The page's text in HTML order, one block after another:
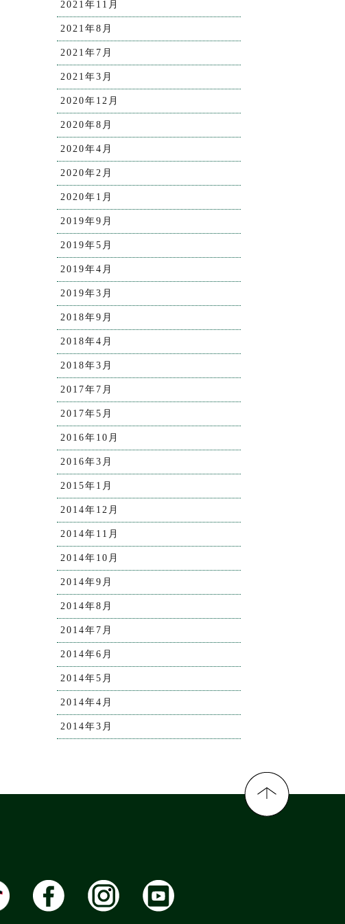
2021年11月
2021年8月
2021年7月
2021年3月
2020年12月
2020年8月
2020年4月
2020年2月
2020年1月
2019年9月
2019年5月
2019年4月
2019年3月
2018年9月
2018年4月
2018年3月
2017年7月
2017年5月
2016年10月
2016年3月
2015年1月
2014年12月
2014年11月
2014年10月
2014年9月
2014年8月
2014年7月
2014年6月
2014年5月
2014年4月
2014年3月